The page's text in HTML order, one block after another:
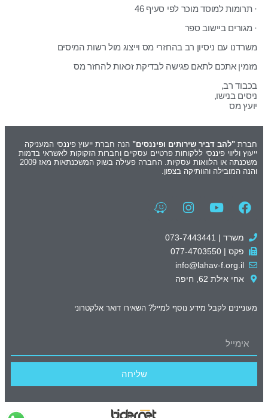
· תרומות למוסד מוכר לפי סעיף 46
· מגורים ביישוב ספר
משרדנו עם ניסיון רב בהחזרי מס וייצוג מול רשות המיסים
מזמין אתכם לתאם פגישה לבדיקת זכאות להחזר מס
בכבוד רב,
ניסים בנישו,
יועץ מס
חברת "להב דביר שירותים ופיננסים" הנה חברת ייעוץ פיננסי המעניקה
ייעוץ וליווי פיננסי ללקוחות פרטיים עסקיים וחברות הזקוקות לאשראי בדמות
משכנתה או הלוואות עסקיות. החברה פעילה בשוק המשכנתאות מאז 2009
והנה המובילה והוותיקה בצפון.
משרד | 073-7443441
פקס | 077-4703550
info@lahav-f.org.il
אחי אילת 62, חיפה
מעוניינים לקבל מידע נוסף למייל? השאירו דואר אלקטרוני
שליחה